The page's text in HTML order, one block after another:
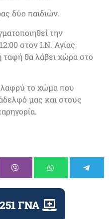
δύο παιδιών.
την
στον Ι.Ν. Αγίας
ταφή θα λάβει χώρα στο
το χώμα που
μας και στους
ΓΝΑ